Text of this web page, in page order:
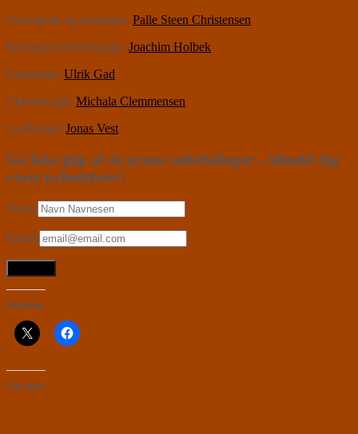
Scenografi og kostumer: Palle Steen Christensen
Komponist (titelmusik): Joachim Holbek
Lysdesign: Ulrik Gad
Videodesign: Michala Clemmensen
Lyddesign: Jonas Vest
Gå ikke glip af de nyeste anbefalinger – tilmeld dig
vores nyhedsbrev!
Navn
Email
Del dette:
Like this: